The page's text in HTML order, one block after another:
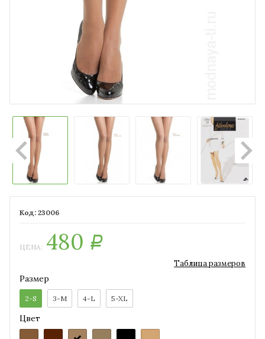
23006
ЦЕНА: 480 Р
Таблица размеров
Размер
2-S 3-M 4-L 5-XL
Цвет